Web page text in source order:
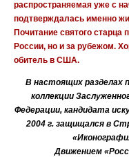
распространяемая уже с
подтверждалась именно
Почитание святого старца
России, но и за рубежом.
обитель в США.
В настоящих разделах
коллекции
Федерации, кандидата
2004 г. защищался в
Движением